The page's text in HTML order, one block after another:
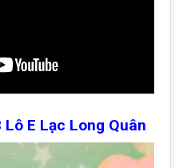
E Lạc Long Quân